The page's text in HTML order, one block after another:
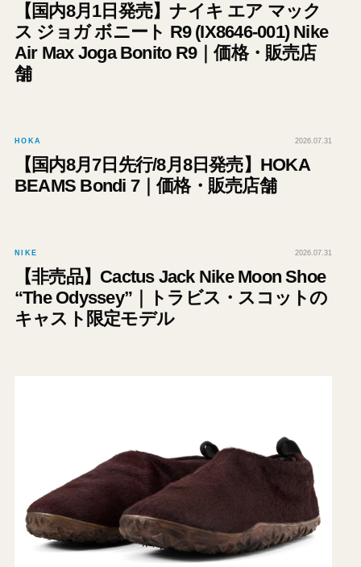
【国内8月1日発売】ナイキ エア マック
ス ジョガ ボニート R9 (IX8646-001) Nike
Air Max Joga Bonito R9｜価格・販売店
舗
HOKA 2026.07.31
【国内8月7日先行/8月8日発売】HOKA
BEAMS Bondi 7｜価格・販売店舗
NIKE 2026.07.31
【非売品】Cactus Jack Nike Moon Shoe
“The Odyssey”｜トラビス・スコットの
キャスト限定モデル